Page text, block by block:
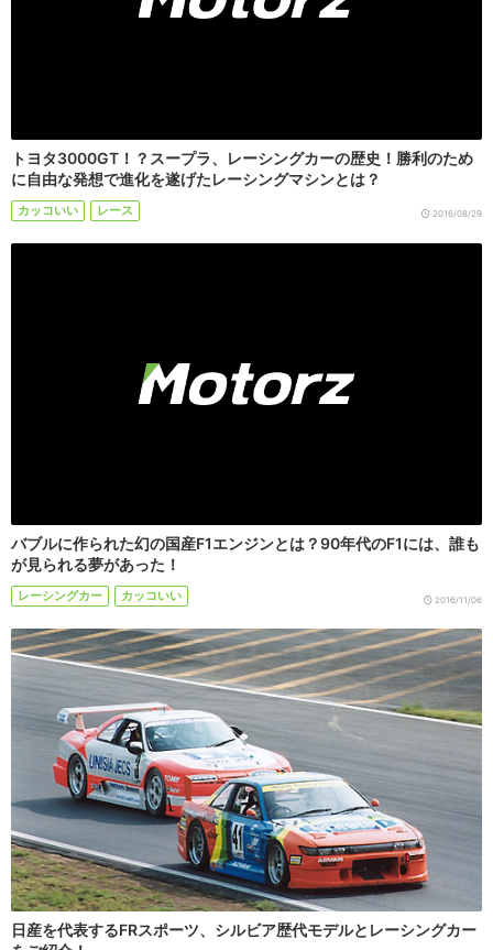
トヨタ3000GT！？スープラ、レーシングカーの歴史！勝利のため
に自由な発想で進化を遂げたレーシングマシンとは？
カッコいい レース 2016/08/29
バブルに作られた幻の国産F1エンジンとは？90年代のF1には、誰も
が見られる夢があった！
レーシングカー カッコいい 2016/11/06
日産を代表するFRスポーツ、シルビア歴代モデルとレーシングカー